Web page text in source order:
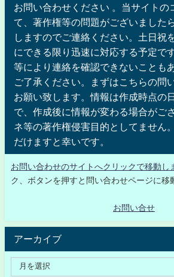
お問い合わせください 。当サイトの
て、著作権等の問題がございました
しますのでご連絡ください。土日祝
にできる限り迅速に対応する予定で
等により連絡を確認できないことも
ご了承ください。まずはこちらの問
お願い致します。情報は作成時点の
で、作成後に情報が変わる場合がご
ネ等の著作権侵害目的としてません
だけますと幸いです。
お問い合わせのサイトへクリックで移動し
ク、ボタンを押すと問い合わせページに移
お問い合せ
アーカイブ